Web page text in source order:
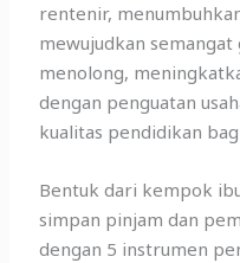
rentenir,
mewujudkan
menolong,
dengan penguatan
kualitas pendidikan
Bentuk dari kempok
simpan pinjam dan
dengan 5 instrumen